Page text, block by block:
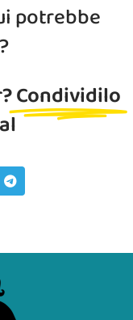
potrebbe
Condividilo